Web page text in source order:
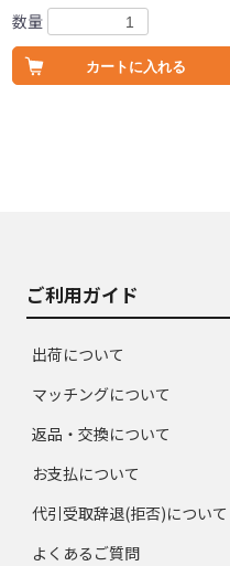
数量
カートに入れる
ご利用ガイド
出荷について
マッチングについて
返品・交換について
お支払について
代引受取辞退(拒否)について
よくあるご質問